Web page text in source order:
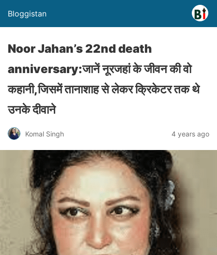
Bloggistan
Noor Jahan’s 22nd death
anniversary:जानें नूरजहां के जीवन की वो
कहानी,जिसमें तानाशाह से लेकर क्रिकेटर तक थे
उनके दीवाने
Komal Singh 4 years ago